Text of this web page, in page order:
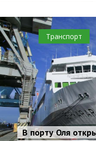
0 Транспорт
В порту Оля